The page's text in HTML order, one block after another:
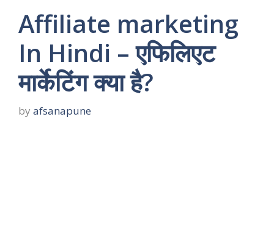
Affiliate marketing
In Hindi – एफिलिएट
मार्केटिंग क्या है?
by afsanapune